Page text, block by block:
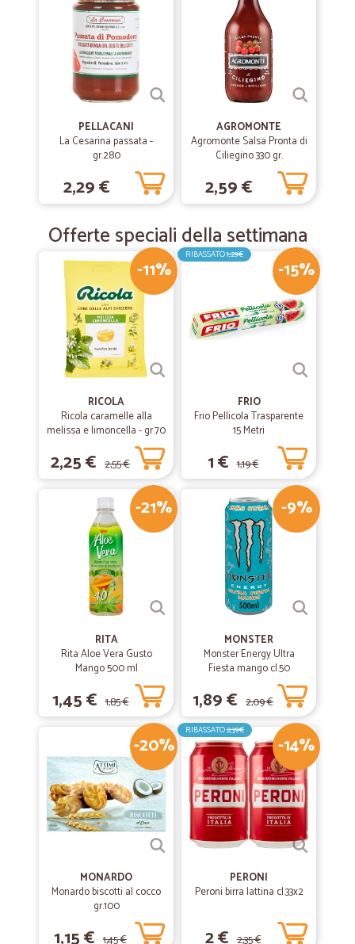
PELLACANI
La Cesarina passata -
gr.280
2,29 €
AGROMONTE
Agromonte Salsa Pronta di
Ciliegino 330 gr.
2,59 €
Offerte speciali della settimana
-11%
RICOLA
Ricola caramelle alla
melissa e limoncella - gr.70
2,25 € 2,55 €
-15%
RIBASSATO1,29€
FRIO
Frio Pellicola Trasparente
15 Metri
1 € 1,19 €
-21%
RITA
Rita Aloe Vera Gusto
Mango 500 ml
1,45 € 1,85 €
-9%
MONSTER
Monster Energy Ultra
Fiesta mango cl.50
1,89 € 2,09 €
-20%
MONARDO
Monardo biscotti al cocco
gr.100
1,45 €
-14%
RIBASSATO2,39€
PERONI
Peroni birra lattina cl.33x2
2,35 €